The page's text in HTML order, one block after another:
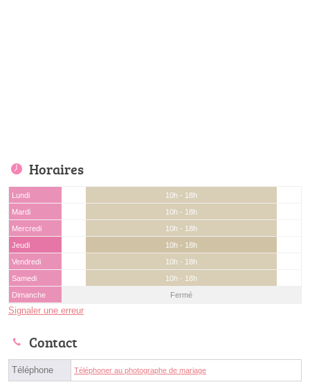
Horaires
Lundi
10h - 18h
Mardi
10h - 18h
Mercredi
10h - 18h
Jeudi
10h - 18h
Vendredi
10h - 18h
Samedi
10h - 18h
Dimanche
Fermé
Signaler une erreur
Contact
Téléphone Téléphoner au photographe de mariage